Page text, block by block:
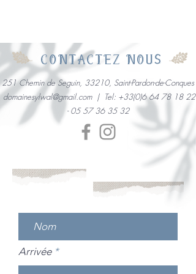
251 Chemin de Seguin, 33210, Saint-Pardon-de-Conques
domainesylwal@gmail.com| Tel: +33(0)6 64 78 18 22
-05 57 36 35 32
Demande de
disponibilité & réservation
CONTACTEZ NOUS
Arrivée *r